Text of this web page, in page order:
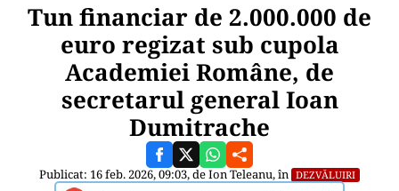
Tun financiar de 2.000.000 de
euro regizat sub cupola
Academiei Române, de
secretarul general Ioan
Dumitrache
Publicat: 16 feb. 2026, 09:03, deIon Teleanu, în DEZVĂLUIRI